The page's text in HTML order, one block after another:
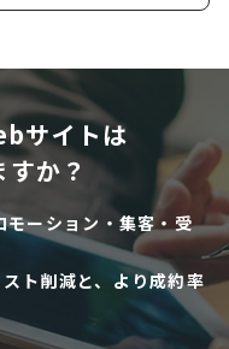
サイトは
か？
ーション・集客・受
ト削減と、より成約率